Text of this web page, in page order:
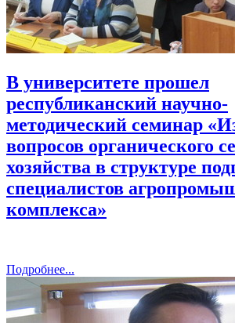
В университете прошел
республиканский научно-
методический семинар
вопросов органического
хозяйства в структуре
специалистов
комплекса»
Подробнее...